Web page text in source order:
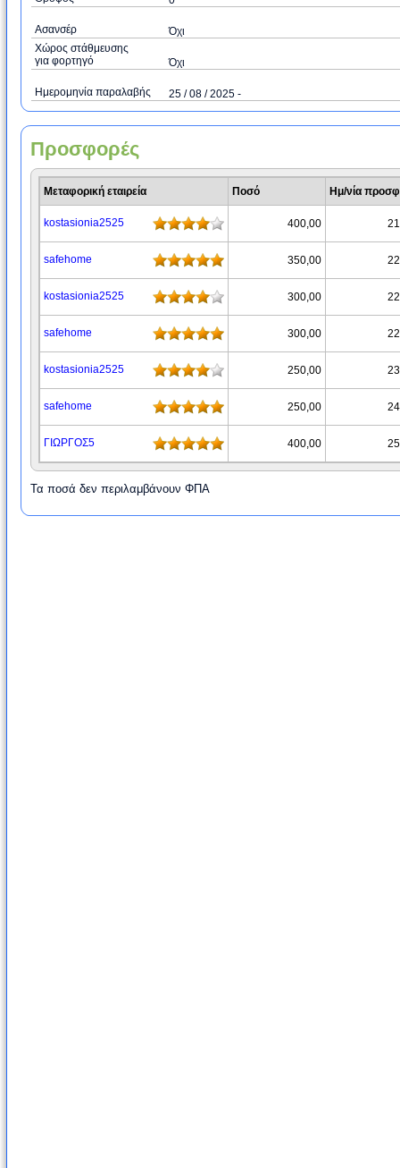
Ασανσέρ
Όχι
Χώρος στάθμευσης
για φορτηγό
Όχι
Ημερομηνία παραλαβής 25 / 08 / 2025 -
Προσφορές
Μεταφορική εταιρεία Ποσό Ημ/νία
kostasionia2525 400,00
safehome 350,00
kostasionia2525 300,00
safehome 300,00
kostasionia2525 250,00
safehome 250,00
ΓΙΩΡΓΟΣ5 400,00
Τα ποσά δεν περιλαμβάνουν ΦΠΑ